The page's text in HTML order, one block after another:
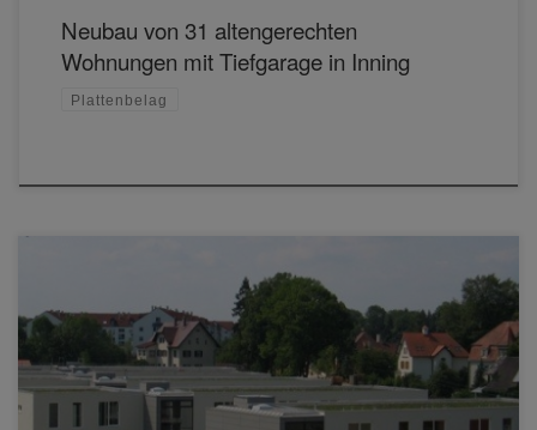
Neubau von 31 altengerechten
Wohnungen mit Tiefgarage in Inning
Plattenbelag